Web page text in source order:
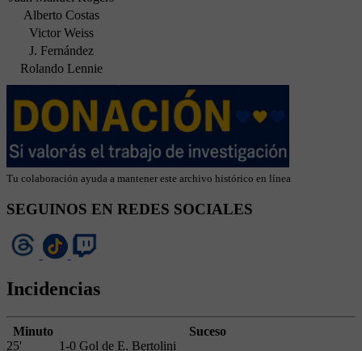
Alberto Costas
Victor Weiss
J. Fernández
Rolando Lennie
Tu colaboración ayuda a mantener este archivo histórico en línea
SEGUINOS EN REDES SOCIALES
Incidencias
Minuto
Suceso
25'
1-0 Gol de E. Bertolini